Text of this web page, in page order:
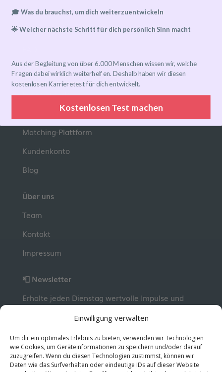
Einwilligung verwalten
Um dir ein optimales Erlebnis zu bieten, verwenden wir Technologien
wie Cookies, um Geräteinformationen zu speichern und/oder darauf
zuzugreifen. Wenn du diesen Technologien zustimmst, können wir
Daten wie das Surfverhalten oder eindeutige IDs auf dieser Website
Ablauf
Preise
Links
Eventkalender
Community-Gruppen
Matching-Plattform
Kundenkonto
Blog
Über uns
Team
Kontakt
Impressum
📮 Newsletter
Erhalte jeden Dienstag wertvolle Impulse und
kostenlos abonnieren!
© 2026 MentorMe. Alle Rechte vorbehalten.
🎓 Was du brauchst, um dich weiterzuentwickeln
🌟 Welcher nächste Schritt für dich persönlich Sinn macht
Aus der Begleitung von über 6.000 Menschen wissen wir, welche
Fragen dabei wirklich weiterhelfen. Deshalb haben wir diesen
kostenlosen Karrieretest für dich entwickelt.
Kostenlosen Test machen